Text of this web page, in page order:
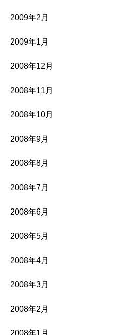
2009年2月
2009年1月
2008年12月
2008年11月
2008年10月
2008年9月
2008年8月
2008年7月
2008年6月
2008年5月
2008年4月
2008年3月
2008年2月
2008年1月